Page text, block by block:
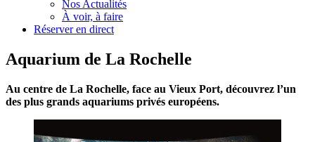
Nos Actualités
À voir, à faire
Réserver en direct
Aquarium de La Rochelle
Au centre de La Rochelle, face au Vieux Port, découvrez l’un
des plus grands aquariums privés européens.